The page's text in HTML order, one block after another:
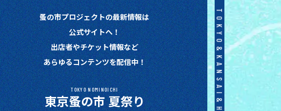
蚤の市プロジェクトの最新情報は
公式サイトへ！
出店者やチケット情報など
あらゆるコンテンツを配信中！
TOKYO NOMINOICHI
東京蚤の市 夏祭り